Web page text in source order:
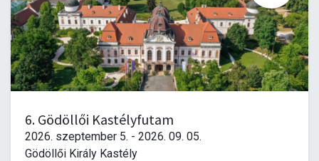
6. Gödöllői Kastélyfutam
2026. szeptember 5. - 2026. 09. 05.
Gödöllői Király Kastély